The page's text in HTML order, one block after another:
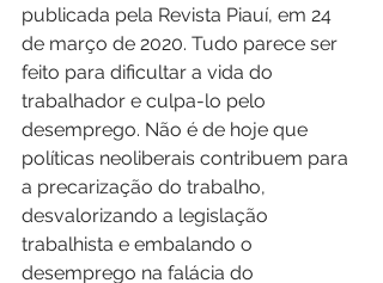
publicada pela Revista Piauí, em 24
de março de 2020. Tudo parece ser
feito para dificultar a vida do
trabalhador e culpa-lo pelo
desemprego. Não é de hoje que
políticas neoliberais contribuem para
a precarização do trabalho,
desvalorizando a legislação
trabalhista e embalando o
desemprego na falácia do